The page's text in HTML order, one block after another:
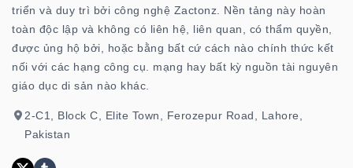
triển và duy trì bởi công nghệ Zactonz. Nền tảng này hoàn
toàn độc lập và không có liên hệ, liên quan, có thẩm quyền,
được ủng hộ bởi, hoặc bằng bất cứ cách nào chính thức kết
nối với các hạng công cụ. mạng hay bất kỳ nguồn tài nguyên
giáo dục di sản nào khác.
2-C1, Block C, Elite Town, Ferozepur Road, Lahore,
Pakistan